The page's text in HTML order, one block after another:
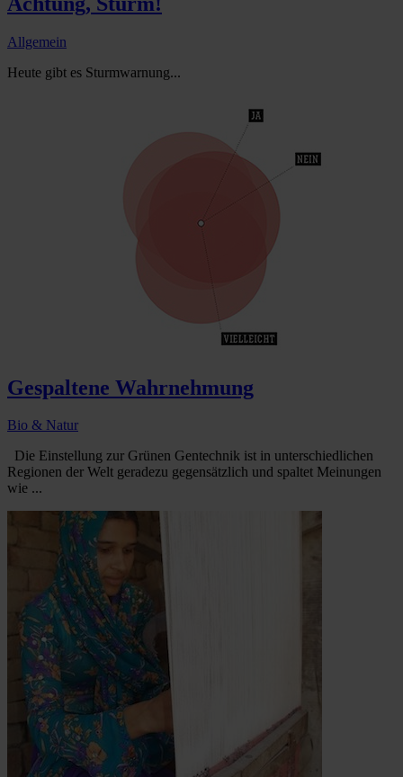
Allgemein
Heute gibt es Sturmwarnung...
Gespaltene Wahrnehmung
Bio & Natur
Die Einstellung zur Grünen Gentechnik ist in unterschiedlichen
Regionen der Welt geradezu gegensätzlich und spaltet Meinungen
wie ...